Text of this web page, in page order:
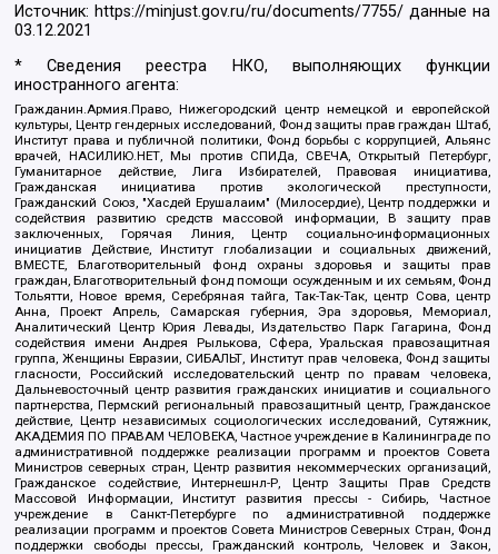
Источник: https://minjust.gov.ru/ru/documents/7755/ данные на
03.12.2021
* Сведения реестра НКО, выполняющих функции
иностранного агента:
Гражданин.Армия.Право, Нижегородский центр немецкой и европейской
культуры, Центр гендерных исследований, Фонд защиты прав граждан Штаб,
Институт права и публичной политики, Фонд борьбы с коррупцией, Альянс
врачей, НАСИЛИЮ.НЕТ, Мы против СПИДа, СВЕЧА, Открытый Петербург,
Гуманитарное действие, Лига Избирателей, Правовая инициатива,
Гражданская инициатива против экологической преступности,
Гражданский Союз, "Хасдей Ерушалаим" (Милосердие), Центр поддержки и
содействия развитию средств массовой информации, В защиту прав
заключенных, Горячая Линия, Центр социально-информационных
инициатив Действие, Институт глобализации и социальных движений,
ВМЕСТЕ, Благотворительный фонд охраны здоровья и защиты прав
граждан, Благотворительный фонд помощи осужденным и их семьям, Фонд
Тольятти, Новое время, Серебряная тайга, Так-Так-Так, центр Сова, центр
Анна, Проект Апрель, Самарская губерния, Эра здоровья, Мемориал,
Аналитический Центр Юрия Левады, Издательство Парк Гагарина, Фонд
содействия имени Андрея Рылькова, Сфера, Уральская правозащитная
группа, Женщины Евразии, СИБАЛЬТ, Институт прав человека, Фонд защиты
гласности, Российский исследовательский центр по правам человека,
Дальневосточный центр развития гражданских инициатив и социального
партнерства, Пермский региональный правозащитный центр, Гражданское
действие, Центр независимых социологических исследований, Сутяжник,
АКАДЕМИЯ ПО ПРАВАМ ЧЕЛОВЕКА, Частное учреждение в Калининграде по
административной поддержке реализации программ и проектов Совета
Министров северных стран, Центр развития некоммерческих организаций,
Гражданское содействие, Интернешнл-Р, Центр Защиты Прав Средств
Массовой Информации, Институт развития прессы - Сибирь, Частное
учреждение в Санкт-Петербурге по административной поддержке
реализации программ и проектов Совета Министров Северных Стран, Фонд
поддержки свободы прессы, Гражданский контроль, Человек и Закон,